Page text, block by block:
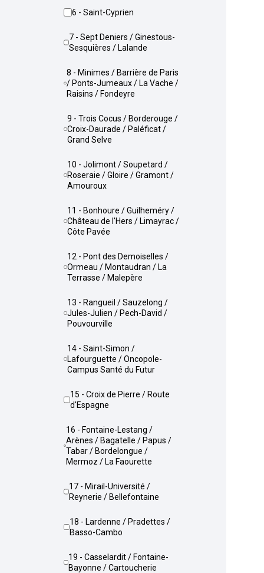
6 - Saint-Cyprien
7 - Sept Deniers / Ginestous-
Sesquières / Lalande
8 - Minimes / Barrière de Paris
/ Ponts-Jumeaux / La Vache /
Raisins / Fondeyre
9 - Trois Cocus / Borderouge /
Croix-Daurade / Paléficat /
Grand Selve
10 - Jolimont / Soupetard /
Roseraie / Gloire / Gramont /
Amouroux
11 - Bonhoure / Guilheméry /
Château de l'Hers / Limayrac /
Côte Pavée
12 - Pont des Demoiselles /
Ormeau / Montaudran / La
Terrasse / Malepère
13 - Rangueil / Sauzelong /
Jules-Julien / Pech-David /
Pouvourville
14 - Saint-Simon /
Lafourguette / Oncopole-
Campus Santé du Futur
15 - Croix de Pierre / Route
d'Espagne
16 - Fontaine-Lestang /
Arènes / Bagatelle / Papus /
Tabar / Bordelongue /
Mermoz / La Faourette
17 - Mirail-Université /
Reynerie / Bellefontaine
18 - Lardenne / Pradettes /
Basso-Cambo
19 - Casselardit / Fontaine-
Bayonne / Cartoucherie